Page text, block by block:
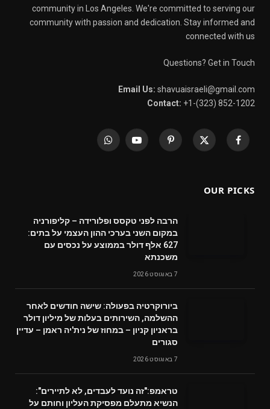
community in Los Angeles. We're committed to serving our
community with passion and dedication. Stay informed and
connected with us
Questions? Get in Touch
Email Us: shavuaisraeli@gmail.com
Contact: +1-(323) 852-1202
Facebook
X
Pinterest
YouTube
WhatsApp
OUR PICKS
הרבה לפני טקסס ופלורידה – קליפורניה
במקום השני בערכי ההון העצמי על בתים:
627 אלף דולר בממוצע על נכסים עם
משכנתא
7 באוגוסט 2026
ביורוקרטיה בפעולה: שישה חודשים לאחר
ההשלמה, השירותים בעלות של מיליון דולר
בראניון קניון – במחוז של נית'יה ראמן – עדיין
סגורים
7 באוגוסט 2026
טראמפ:"זה נועד לעבדים, לא לתיירים":
הנשיא מתעלם מפסיקת העליון וחותם על